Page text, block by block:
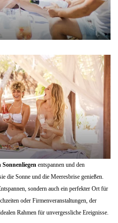
entspannen und den
die Sonne und die Meeresbrise genießen.
sondern auch ein perfekter Ort für
oder Firmenveranstaltungen, der
Rahmen für unvergessliche Ereignisse.